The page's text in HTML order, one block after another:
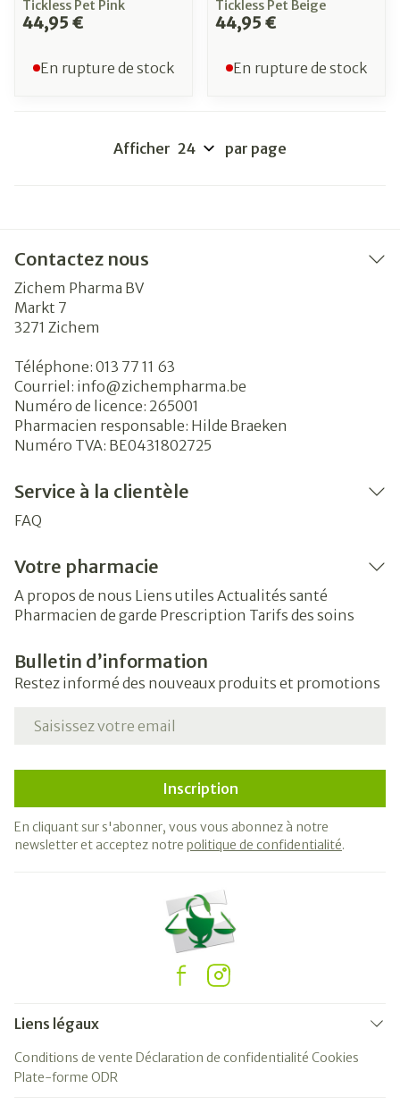
Tickless Pet Pink
44,95 €
En rupture de stock
Tickless Pet Beige
44,95 €
En rupture de stock
Afficher par page
Contactez nous
Zichem Pharma BV
Markt 7
3271 Zichem
Téléphone: 013 77 11 63
Courriel: info@zichempharma.be
Numéro de licence: 265001
Pharmacien responsable: Hilde Braeken
Numéro TVA: BE0431802725
Service à la clientèle
FAQ
Votre pharmacie
A propos de nous Liens utiles Actualités santé
Pharmacien de garde Prescription Tarifs des soins
Bulletin d’information
Restez informé des nouveaux produits et promotions
Adresse mail
Inscription
En cliquant sur s'abonner, vous vous abonnez à notre
newsletter et acceptez notre politique de confidentialité.
Liens légaux
Conditions de vente Déclaration de confidentialité Cookies
Plate-forme ODR